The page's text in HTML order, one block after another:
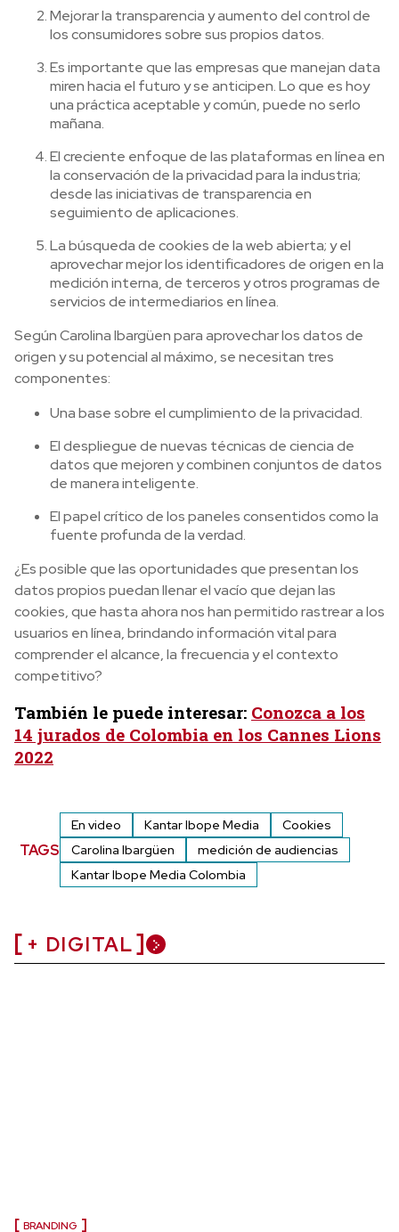
Mejorar la transparencia y aumento del control de
los consumidores sobre sus propios datos.
Es importante que las empresas que manejan data
miren hacia el futuro y se anticipen. Lo que es hoy
una práctica aceptable y común, puede no serlo
mañana.
El creciente enfoque de las plataformas en línea en
la conservación de la privacidad para la industria;
desde las iniciativas de transparencia en
seguimiento de aplicaciones.
La búsqueda de cookies de la web abierta; y el
aprovechar mejor los identificadores de origen en la
medición interna, de terceros y otros programas de
servicios de intermediarios en línea.
Según Carolina Ibargüen para aprovechar los datos de
origen y su potencial al máximo, se necesitan tres
componentes:
Una base sobre el cumplimiento de la privacidad.
El despliegue de nuevas técnicas de ciencia de
datos que mejoren y combinen conjuntos de datos
de manera inteligente.
El papel crítico de los paneles consentidos como la
fuente profunda de la verdad.
¿Es posible que las oportunidades que presentan los
datos propios puedan llenar el vacío que dejan las
cookies, que hasta ahora nos han permitido rastrear a los
usuarios en línea, brindando información vital para
comprender el alcance, la frecuencia y el contexto
competitivo?
También le puede interesar: Conozca a los
14 jurados de Colombia en los Cannes Lions
2022
TAGS
En video Kantar Ibope Media
Cookies
Carolina Ibargüen
medición de audiencias
Kantar Ibope Media Colombia
+ DIGITAL
BRANDING